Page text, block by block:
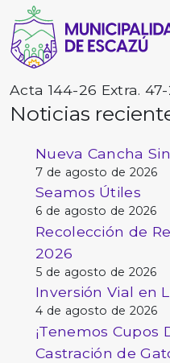
Acta 144-26 Extra.
Noticias
Nueva Cancha
7 de agosto de 2026
Seamos Útiles
6 de agosto de 2026
Recolección de
2026
5 de agosto de 2026
Inversión Vial en
4 de agosto de 2026
¡Tenemos Cupos
Castración de